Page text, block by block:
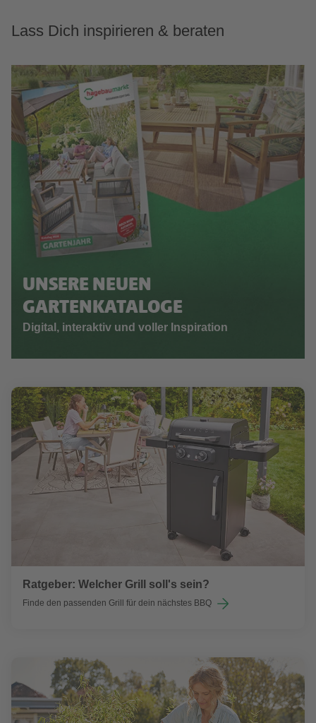
Lass Dich inspirieren & beraten
UNSERE NEUEN
GARTENKATALOGE
Digital, interaktiv und voller Inspiration
Ratgeber: Welcher Grill soll's sein?
Finde den passenden Grill für dein nächstes BBQ